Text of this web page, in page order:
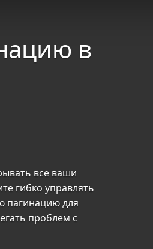
в
все ваши
гибко управлять
пагинацию для
проблем с